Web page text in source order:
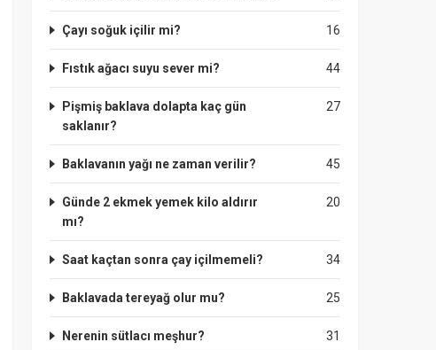
16
Çayı soğuk içilir mi?
44
Fıstık ağacı suyu sever mi?
27
Pişmiş baklava dolapta kaç gün
saklanır?
45
Baklavanın yağı ne zaman verilir?
20
Günde 2 ekmek yemek kilo aldırır
mı?
34
Saat kaçtan sonra çay içilmemeli?
25
Baklavada tereyağ olur mu?
31
Nerenin sütlacı meşhur?